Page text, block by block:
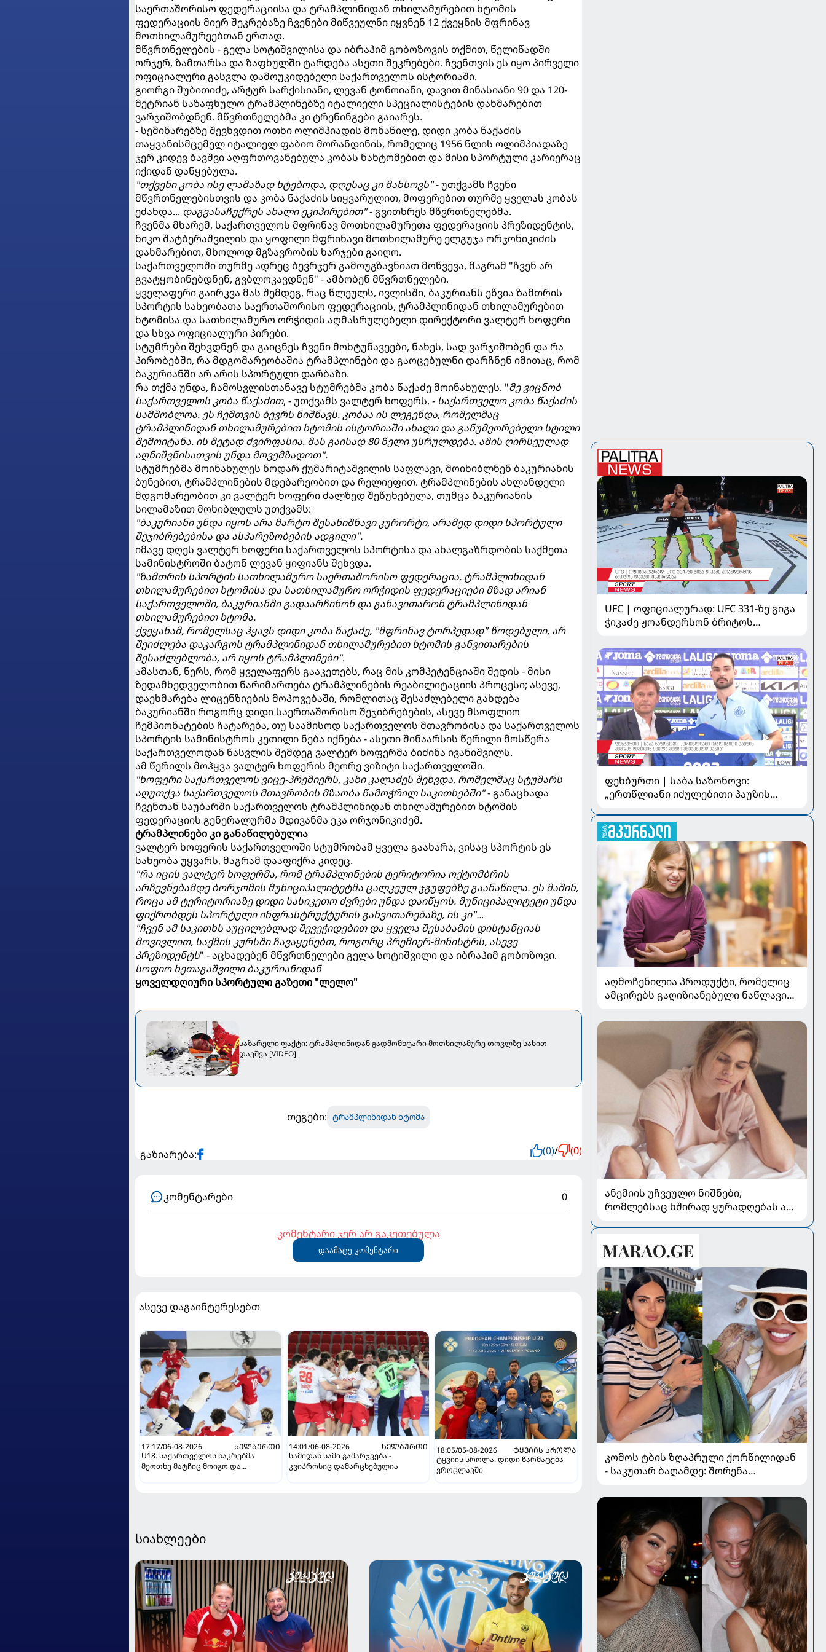
საერთაშორისო ფედერაციისა და ტრამპლინიდან თხილამურებით ხტომის
ფედერაციის მიერ შეკრებაზე ჩვენები მიწვეულნი იყვნენ 12 ქვეყნის მფრინავ
მოთხილამურეებთან ერთად.
მწვრთნელების - გელა სოტიშვილისა და იბრაჰიმ გობოზოვის თქმით, წელიწადში
ორჯერ, ზამთარსა და ზაფხულში ტარდება ასეთი შეკრებები. ჩვენთვის ეს იყო პირველი
ოფიციალური გასვლა დამოუკიდებელი საქართველოს ისტორიაში.
გიორგი შუბითიძე, არტურ სარქისიანი, ლევან ტონოიანი, დავით მინასიანი 90 და 120-
მეტრიან საზაფხულო ტრამპლინებზე იტალიელი სპეციალისტების დახმარებით
ვარჯიშობდნენ. მწვრთნელებმა კი ტრენინგები გაიარეს.
- სემინარებზე შევხვდით ოთხი ოლიმპიადის მონაწილე, დიდი კობა წაქაძის
თაყვანისმცემელ იტალიელ ფაბიო მორანდინის, რომელიც 1956 წლის ოლიმპიადაზე
ჯერ კიდევ ბავშვი აღფრთოვანებულა კობას ნახტომებით და მისი სპორტული კარიერაც
იქიდან დაწყებულა.
"თქვენი კობა ისე ლამაზად ხტებოდა, დღესაც კი მახსოვს"- უთქვამს ჩვენი
მწვრთნელებისთვის და კობა წაქაძის სიყვარულით, მოფერებით თურმე ყველას კობას
ეძახდა... დაგვასაჩუქრეს ახალი ეკიპირებით"- გვითხრეს მწვრთნელებმა.
ჩვენმა მხარემ, საქართველოს მფრინავ მოთხილამურეთა ფედერაციის პრეზიდენტის,
ნიკო შატბერაშვილის და ყოფილი მფრინავი მოთხილამურე ელგუჯა ორჯონიკიძის
დახმარებით, მხოლოდ მგზავრობის ხარჯები გაიღო.
საქართველოში თურმე ადრეც ბევრჯერ გამოუგზავნიათ მოწვევა, მაგრამ "ჩვენ არ
გვატყობინებდნენ, გვბლოკავდნენ" - ამბობენ მწვრთნელები.
ყველაფერი გაირკვა მას შემდეგ, რაც წლეულს, ივლისში, ბაკურიანს ეწვია ზამთრის
სპორტის სახეობათა საერთაშორისო ფედერაციის, ტრამპლინიდან თხილამურებით
ხტომისა და სათხილამურო ორჭიდის აღმასრულებელი დირექტორი ვალტერ ხოფერი
და სხვა ოფიციალური პირები.
სტუმრები შეხვდნენ და გაიცნეს ჩვენი მოხტუნავეები, ნახეს, სად ვარჯიშობენ და რა
პირობებში, რა მდგომარეობაშია ტრამპლინები და გაოცებულნი დარჩნენ იმითაც, რომ
ბაკურიანში არ არის სპორტული დარბაზი.
რა თქმა უნდა, ჩამოსვლისთანავე სტუმრებმა კობა წაქაძე მოინახულეს. "მე ვიცნობ
საქართველოს კობა წაქაძით, - უთქვამს ვალტერ ხოფერს. - საქართველო კობა წაქაძის
სამშობლოა. ეს ჩემთვის ბევრს ნიშნავს. კობაა ის ლეგენდა, რომელმაც
ტრამპლინიდან თხილამურებით ხტომის ისტორიაში ახალი და განუმეორებელი სტილი
შემოიტანა. ის მეტად ძვირფასია. მას გაისად 80 წელი უსრულდება. ამის ღირსეულად
აღნიშვნისათვის უნდა მოვემზადოთ".
სტუმრებმა მოინახულეს ნოდარ ქუმარიტაშვილის საფლავი, მოიხიბლნენ ბაკურიანის
ბუნებით, ტრამპლინების მდებარეობით და რელიეფით. ტრამპლინების ახლანდელი
მდგომარეობით კი ვალტერ ხოფერი ძალზედ შეწუხებულა, თუმცა ბაკურიანის
სილამაზით მოხიბლულს უთქვამს:
"ბაკურიანი უნდა იყოს არა მარტო შესანიშნავი კურორტი, არამედ დიდი სპორტული
შეჯიბრებებისა და ასპარეზობების ადგილი".
იმავე დღეს ვალტერ ხოფერი საქართველოს სპორტისა და ახალგაზრდობის საქმეთა
სამინისტროში ბატონ ლევან ყიფიანს შეხვდა.
"ზამთრის სპორტის სათხილამურო საერთაშორისო ფედერაცია, ტრამპლინიდან
თხილამურებით ხტომისა და სათხილამურო ორჭიდის ფედერაციები მზად არიან
საქართველოში, ბაკურიანში გადაარჩინონ და განავითარონ ტრამპლინიდან
თხილამურებით ხტომა.
ქვეყანამ, რომელსაც ჰყავს დიდი კობა წაქაძე, "მფრინავ ტორპედად" წოდებული, არ
შეიძლება დაკარგოს ტრამპლინიდან თხილამურებით ხტომის განვითარების
შესაძლებლობა, არ იყოს ტრამპლინები".
ამასთან, წერს, რომ ყველაფერს გააკეთებს, რაც მის კომპეტენციაში შედის - მისი
ზედამხედველობით წარიმართება ტრამპლინების რეაბილიტაციის პროცესი; ასევე,
დაეხმარება ლიცენზიების მოპოვებაში, რომლითაც შესაძლებელი გახდება
ბაკურიანში როგორც დიდი საერთაშორისო შეჯიბრებების, ასევე მსოფლიო
ჩემპიონატების ჩატარება, თუ საამისოდ საქართველოს მთავრობისა და საქართველოს
სპორტის სამინისტროს კეთილი ნება იქნება - ასეთი შინაარსის წერილი მოსწერა
საქართველოდან წასვლის შემდეგ ვალტერ ხოფერმა ბიძინა ივანიშვილს.
ამ წერილს მოჰყვა ვალტერ ხოფერის მეორე ვიზიტი საქართველოში.
"ხოფერი საქართველოს ვიცე-პრემიერს, კახი კალაძეს შეხვდა, რომელმაც სტუმარს
აღუთქვა საქართველოს მთავრობის მზაობა წამოჭრილ საკითხებში"- განაცხადა
ჩვენთან საუბარში საქართველოს ტრამპლინიდან თხილამურებით ხტომის
ფედერაციის გენერალურმა მდივანმა ეკა ორჯონიკიძემ.
ტრამპლინები კი განაწილებულია
ვალტერ ხოფერის საქართველოში სტუმრობამ ყველა გაახარა, ვისაც სპორტის ეს
სახეობა უყვარს, მაგრამ დააფიქრა კიდეც.
"რა იცის ვალტერ ხოფერმა, რომ ტრამპლინების ტერიტორია ოქტომბრის
არჩევნებამდე ბორჯომის მუნიციპალიტეტმა ცალკეულ ჯგუფებზე გაანაწილა. ეს მაშინ,
როცა ამ ტერიტორიაზე დიდი სასიკეთო ძვრები უნდა დაიწყოს. მუნიციპალიტეტი უნდა
ფიქრობდეს სპორტული ინფრასტრუქტურის განვითარებაზე, ის კი"...
"ჩვენ ამ საკითხს აუცილებლად შევეჭიდებით და ყველა შესაბამის დისტანციას
მოვივლით, საქმის კურსში ჩავაყენებთ, როგორც პრემიერ-მინისტრს, ასევე
პრეზიდენტს" - აცხადებენ მწვრთნელები გელა სოტიშვილი და იბრაჰიმ გობოზოვი.
სოფიო ხეთაგაშვილი ბაკურიანიდან
ყოველდღიური სპორტული გაზეთი "ლელო"
საზარელი ფაქტი: ტრამპლინიდან გადმომხტარი მოთხილამურე თოვლზე სახით
დაეშვა [VIDEO]
თეგები: ტრამპლინიდან ხტომა
გაზიარება: (0)/ (0)
კომენტარები 0
კომენტარი ჯერ არ გაკეთებულა
დაამატე კომენტარი
ასევე დაგაინტერესებთ
17:17/06-08-2026
ᲮᲔᲚᲑᲣᲠᲗᲘ
U18. საქართველოს ნაკრებმა
მეოთხე მატჩიც მოიგო და
14:01/06-08-2026
ᲮᲔᲚᲑᲣᲠᲗᲘ
სამიდან სამი გამარჯვება -
კვიპროსიც დამარცხებულია
18:05/05-08-2026
ᲢᲧᲕᲘᲘᲡ ᲡᲠᲝᲚᲐ
ტყვიის სროლა. დიდი წარმატება
ვროცლავში
სიახლეები
UFC | ოფიციალურად: UFC 331-ზე გიგა
ჭიკაძე ჟოანდერსონ ბრიტოს
ფეხბურთი | საბა საზონოვი:
„ერთწლიანი იძულებითი პაუზის
მნიშვნელოვანია“
აღმოჩენილია პროდუქტი, რომელიც
ამცირებს გაღიზიანებული ნაწლავის
ანემიის უჩვეულო ნიშნები,
რომლებსაც ხშირად ყურადღებას არ
კომოს ტბის ზღაპრული ქორწილიდან
- საკუთარ ბაღამდე: შორენა